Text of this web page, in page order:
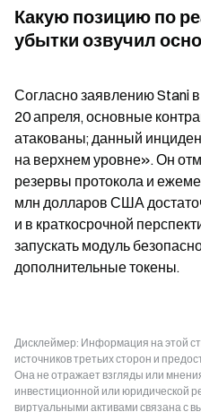
Какую позицию по
убытки озвучил
Согласно заявлению Stani
20 апреля, основные
атакованы; данный
на верхнем уровне». Он
резервы протокола и
млн долларов США
и в краткосрочной
запускать модуль
дополнительные токены.
Дисклеймер: Информация на этой
источников третьих сторон и
Она не отражает взгляды или
инвестиционной или юридической
виртуальными активами связана с